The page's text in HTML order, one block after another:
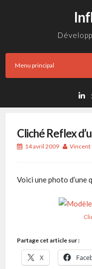
Menu principal
Cliché Reflex
14 avril 2009 Vincent
Voici une photo
Partage cet article sur :
X